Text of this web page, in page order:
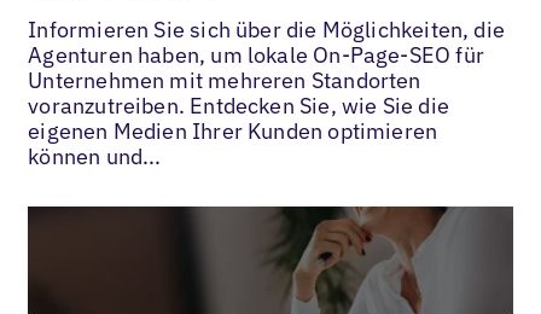
Informieren Sie sich über die Möglichkeiten, die
Agenturen haben, um lokale On-Page-SEO für
Unternehmen mit mehreren Standorten
voranzutreiben. Entdecken Sie, wie Sie die
eigenen Medien Ihrer Kunden optimieren
können und...